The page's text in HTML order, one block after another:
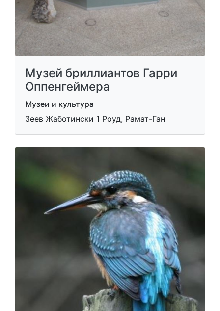
Музей бриллиантов Гарри
Оппенгеймера
Музеи и культура
Зеев Жаботински 1 Роуд, Рамат-Ган